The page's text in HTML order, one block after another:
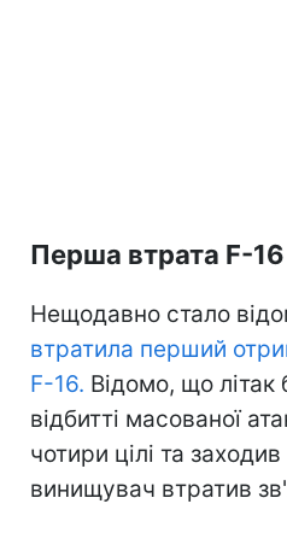
Перша втрата F-16
Нещодавно стало
втратила перший
F-16. Відомо, що літак
відбитті масованої
чотири цілі та
винищувач втратив